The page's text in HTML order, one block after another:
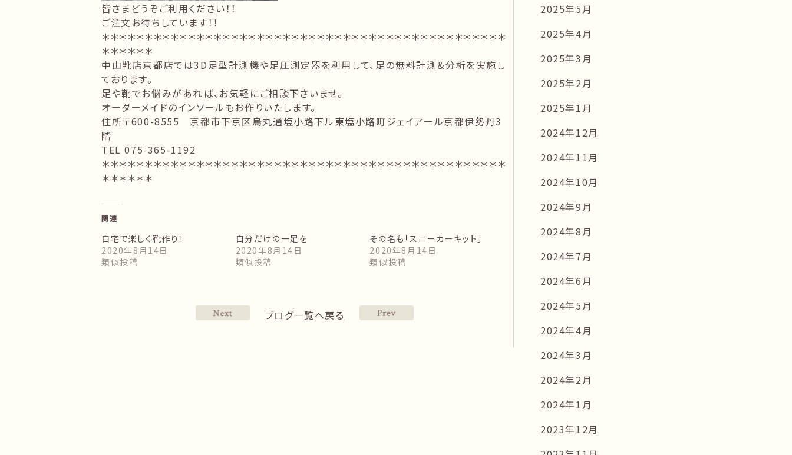
皆さまどうぞご利用ください！！
ご注文お待ちしています！！
＊＊＊＊＊＊＊＊＊＊＊＊＊＊＊＊＊＊＊＊＊＊＊＊＊＊＊＊＊＊＊＊＊＊＊＊＊＊＊＊＊＊＊＊＊＊＊
＊＊＊＊＊＊
中山靴店京都店では3D足型計測機や足圧測定器を利用して、足の無料計測＆分析を実施し
ております。
足や靴でお悩みがあれば、お気軽にご相談下さいませ。
オーダーメイドのインソールもお作りいたします。
住所〒600-8555 京都市下京区烏丸通塩小路下ル東塩小路町ジェイアール京都伊勢丹3
階
TEL 075-365-1192
＊＊＊＊＊＊＊＊＊＊＊＊＊＊＊＊＊＊＊＊＊＊＊＊＊＊＊＊＊＊＊＊＊＊＊＊＊＊＊＊＊＊＊＊＊＊＊
＊＊＊＊＊＊
関連
自宅で楽しく靴作り！
2020年8月14日
類似投稿
自分だけの一足を
2020年8月14日
類似投稿
その名も「スニーカーキット」
2020年8月14日
類似投稿
ブログ一覧へ戻る
2025年5月
2025年4月
2025年3月
2025年2月
2025年1月
2024年12月
2024年11月
2024年10月
2024年9月
2024年8月
2024年7月
2024年6月
2024年5月
2024年4月
2024年3月
2024年2月
2024年1月
2023年12月